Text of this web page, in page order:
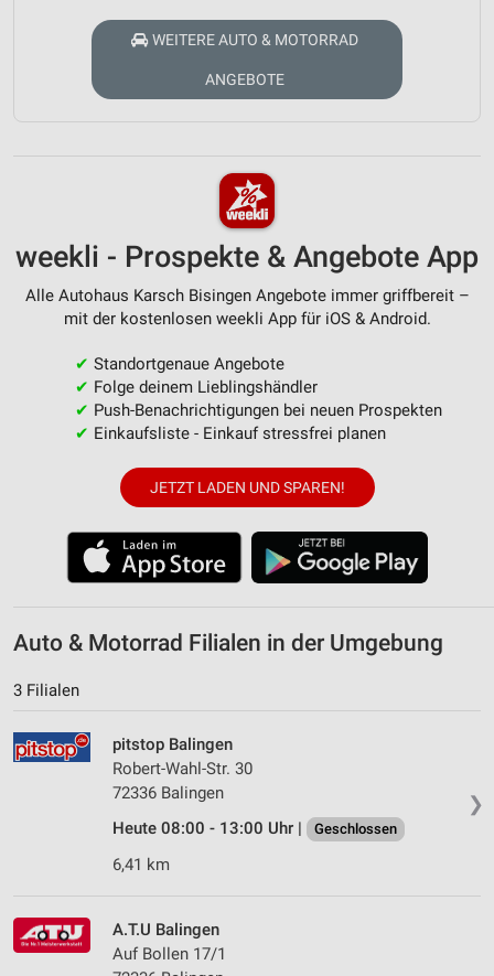
WEITERE AUTO & MOTORRAD
ANGEBOTE
weekli - Prospekte & Angebote App
Alle Autohaus Karsch Bisingen Angebote immer griffbereit –
mit der kostenlosen weekli App für iOS & Android.
✔ Standortgenaue Angebote
✔ Folge deinem Lieblingshändler
✔ Push-Benachrichtigungen bei neuen Prospekten
✔ Einkaufsliste - Einkauf stressfrei planen
JETZT LADEN UND SPAREN!
Auto & Motorrad Filialen in der Umgebung
3 Filialen
❯
pitstop Balingen
Robert-Wahl-Str. 30
72336 Balingen
Heute 08:00 - 13:00 Uhr |
Geschlossen
6,41 km
A.T.U Balingen
Auf Bollen 17/1